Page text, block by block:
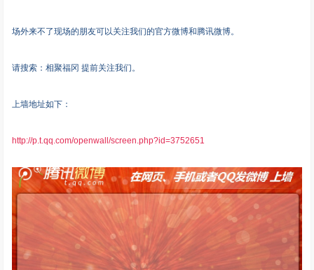
场外来不了现场的朋友可以关注我们的官方微博和腾讯微博。
请搜索：相聚福冈 提前关注我们。
上墙地址如下：
http://p.t.qq.com/openwall/screen.php?id=3752651